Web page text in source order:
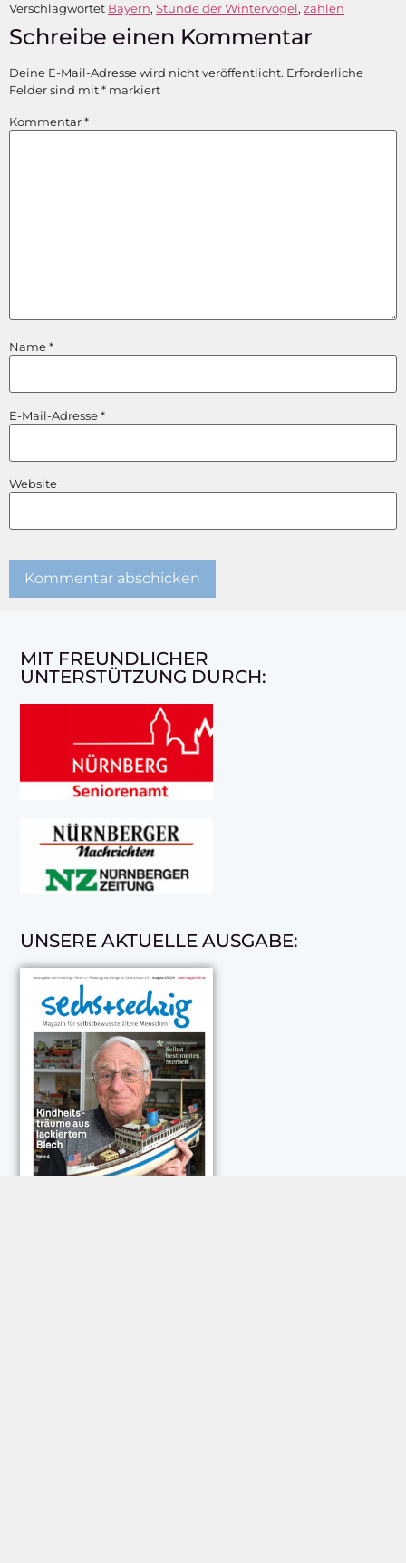
Verschlagwortet Bayern, Stunde der Wintervögel, zahlen
Schreibe einen Kommentar
Deine E-Mail-Adresse wird nicht veröffentlicht. Erforderliche
Felder sind mit* markiert
Kommentar*
Name*
E-Mail-Adresse*
Website
MIT FREUNDLICHER
UNTERSTÜTZUNG DURCH:
UNSERE AKTUELLE AUSGABE: